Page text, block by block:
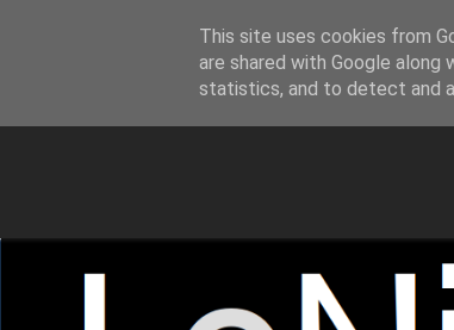
LoNinja.gr
This site uses cookies from
are shared with Google
statistics, and to detect and